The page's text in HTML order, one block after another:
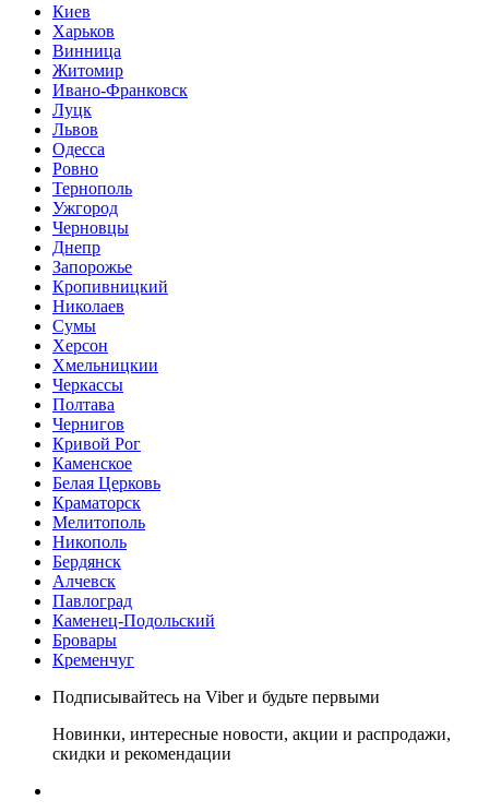
Киев
Харьков
Винница
Житомир
Ивано-Франковск
Луцк
Львов
Одесса
Ровно
Тернополь
Ужгород
Черновцы
Днепр
Запорожье
Кропивницкий
Николаев
Сумы
Херсон
Хмельницкии
Черкассы
Полтава
Чернигов
Кривой Рог
Каменское
Белая Церковь
Краматорск
Мелитополь
Никополь
Бердянск
Алчевск
Павлоград
Каменец-Подольский
Бровары
Кременчуг
Подписывайтесь на Viber и будьте первыми
Новинки, интересные новости, акции и распродажи,
скидки и рекомендации